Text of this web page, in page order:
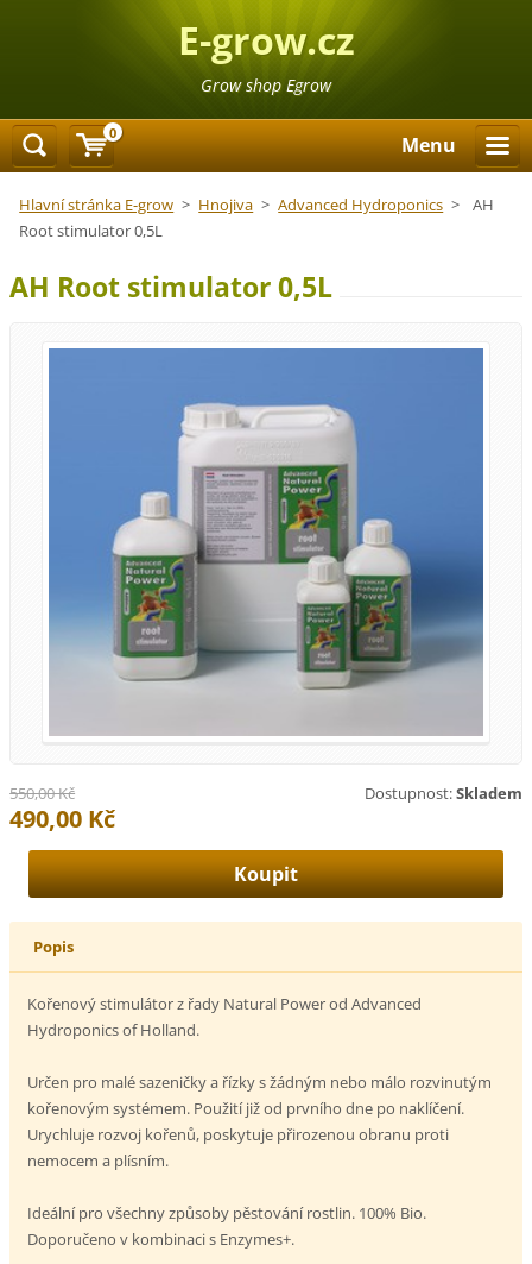
E-grow.cz
Grow shop Egrow
Menu
Hlavní stránka E-grow > Hnojiva > Advanced Hydroponics >
AH
Root stimulator 0,5L
AH Root stimulator 0,5L
Dostupnost:Skladem
550,00 Kč
490,00 Kč
Popis
Kořenový stimulátor z řady Natural Power od Advanced
Hydroponics of Holland.
Určen pro malé sazeničky a řízky s žádným nebo málo rozvinutým
kořenovým systémem. Použití již od prvního dne po naklíčení.
Urychluje rozvoj kořenů, poskytuje přirozenou obranu proti
nemocem a plísním.
Ideální pro všechny způsoby pěstování rostlin. 100% Bio.
Doporučeno v kombinaci s Enzymes+.
0